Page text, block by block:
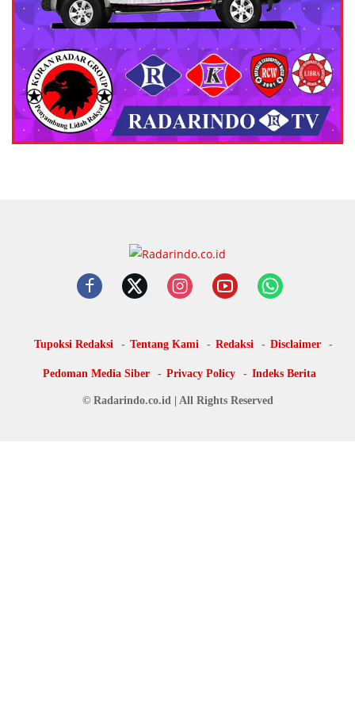
Tupoksi Redaksi Tentang Kami Redaksi Disclaimer
Pedoman Media Siber Privacy Policy Indeks Berita
© Radarindo.co.id | All Rights Reserved